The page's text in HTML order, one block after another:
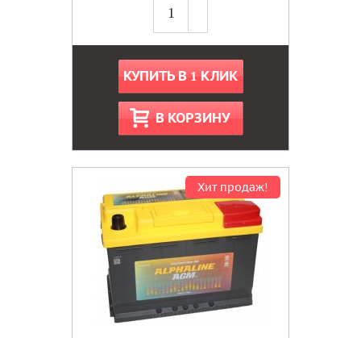
КУПИТЬ В 1 КЛИК
В КОРЗИНУ
Хит продаж!